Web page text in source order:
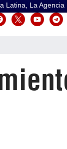
Latina, La Agencia